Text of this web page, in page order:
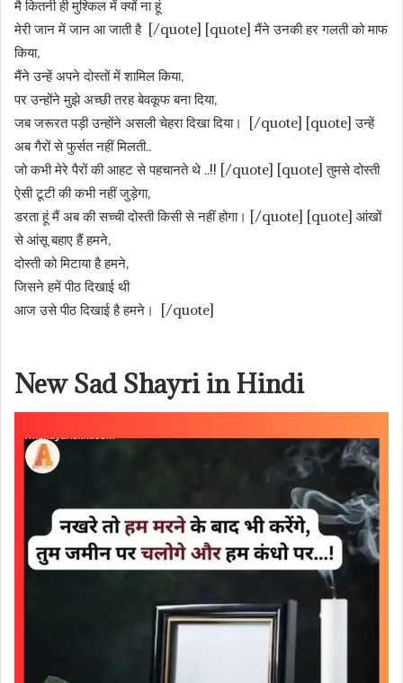
मै कितनी ही मुश्किल में क्यों ना हूं
मेरी जान में जान आ जाती है [/quote] [quote] मैंने उनकी हर गलती को माफ
किया,
मैंने उन्हें अपने दोस्तों में शामिल किया,
पर उन्होंने मुझे अच्छी तरह बेवकूफ बना दिया,
जब जरूरत पड़ी उन्होंने असली चेहरा दिखा दिया। [/quote] [quote] उन्हें
अब गैरों से फुर्सत नहीं मिलती..
जो कभी मेरे पैरों की आहट से पहचानते थे ..!! [/quote] [quote] तुमसे दोस्ती
ऐसी टूटी की कभी नहीं जुड़ेगा,
डरता हूं मैं अब की सच्ची दोस्ती किसी से नहीं होगा। [/quote] [quote] आंखों
से आंसू बहाए हैं हमने,
दोस्ती को मिटाया है हमने,
जिसने हमें पीठ दिखाई थी
आज उसे पीठ दिखाई है हमने। [/quote]
New Sad Shayri in Hindi